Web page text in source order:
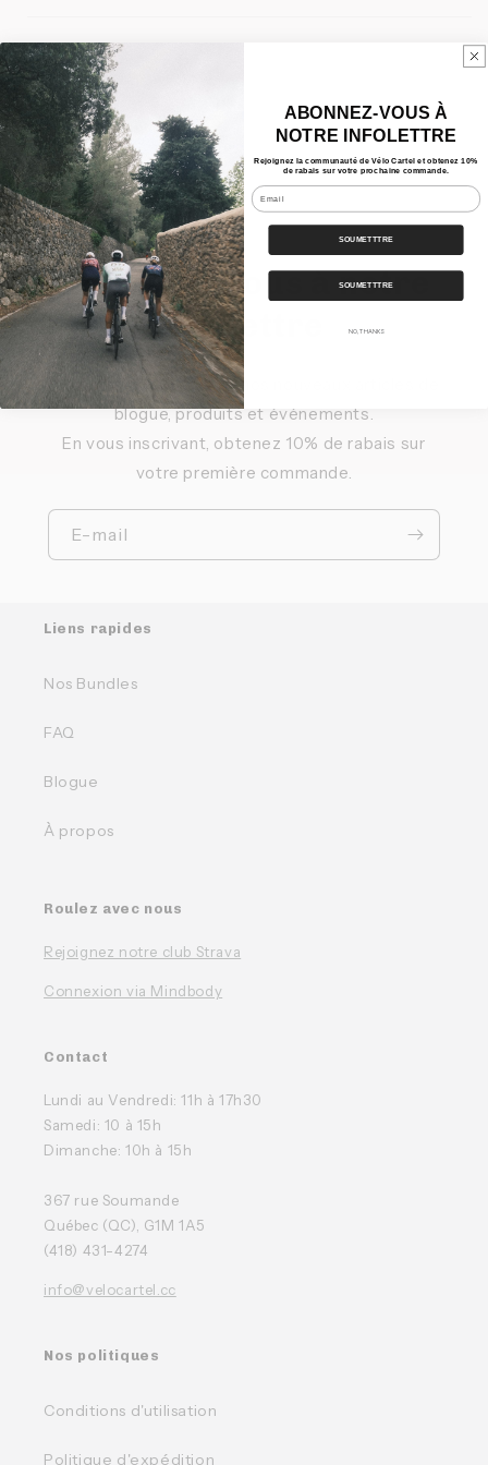
Partager
Inscrivez-vous à notre
infolettre
Pour être au courant de nos nouveaux articles de
blogue, produits et événements.
En vous inscrivant, obtenez 10% de rabais sur
votre première commande.
E-mail
Liens rapides
Nos Bundles
FAQ
Blogue
À propos
Roulez avec nous
Rejoignez notre club Strava
Connexion via Mindbody
Contact
Lundi au Vendredi: 11h à 17h30
Samedi: 10 à 15h
Dimanche: 10h à 15h
367 rue Soumande
Québec (QC), G1M 1A5
(418) 431-4274
info@velocartel.cc
Nos politiques
Conditions d'utilisation
Politique d'expédition
ABONNEZ-VOUS À
NOTRE INFOLETTRE
Rejoignez la communauté de Vélo Cartel et obtenez 10%
de rabais sur votre prochaine commande.
Email
SOUMETTTRE
SOUMETTTRE
NO, THANKS